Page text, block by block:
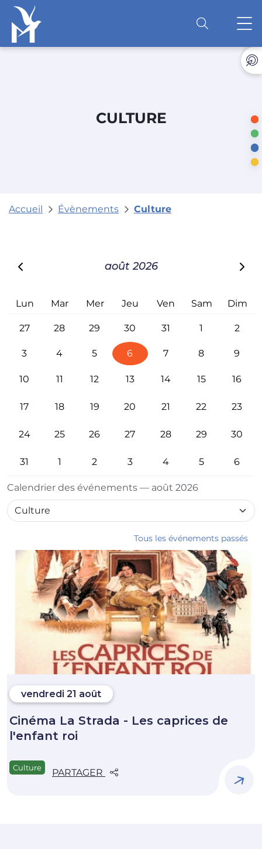
CULTURE
Accueil Évènements Culture
Tous les événements passés
vendredi 21 août
Cinéma La Strada - Les caprices de
l'enfant roi
Culture PARTAGER
août 2026
Calendrier des événements — août 2026
Lun Mar Mer Jeu Ven Sam Dim
27 28 29 30 31 1 2
3 4 5 6 7 8 9
10 11 12 13 14 15 16
17 18 19 20 21 22 23
24 25 26 27 28 29 30
31 1 2 3 4 5 6